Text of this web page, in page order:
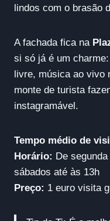
lindos com o brasão
A fachada fica na
si só já é um
livre, música ao vivo
monte de turista
instagramável.
Tempo médio de
Horário: De
sábados até às 13h
Preço: 1 euro visita